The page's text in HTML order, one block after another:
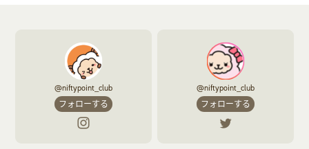
@niftypoint_club
フォローする
@niftypoint_club
フォローする